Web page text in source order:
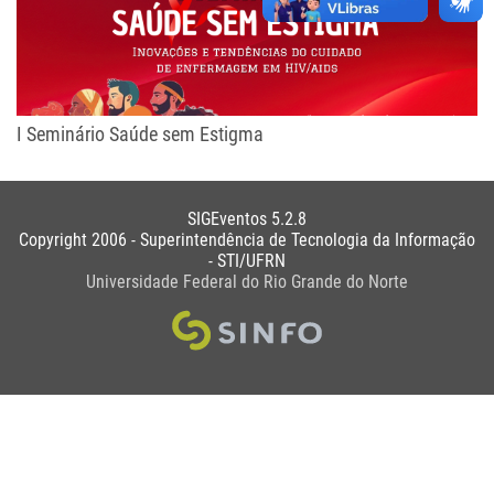
I Seminário Saúde sem Estigma
SIGEventos 5.2.8
Copyright 2006 - Superintendência de Tecnologia da Informação
- STI/UFRN
Universidade Federal do Rio Grande do Norte